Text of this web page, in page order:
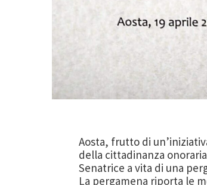
Aosta, frutto di
della cittadinanza
Senatrice a vita di una
La pergamena riporta le